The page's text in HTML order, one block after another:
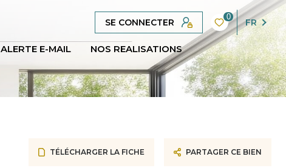
SE CONNECTER
0
FR
ALERTE E-MAIL NOS REALISATIONS
TÉLÉCHARGER LA FICHE PARTAGER CE BIEN